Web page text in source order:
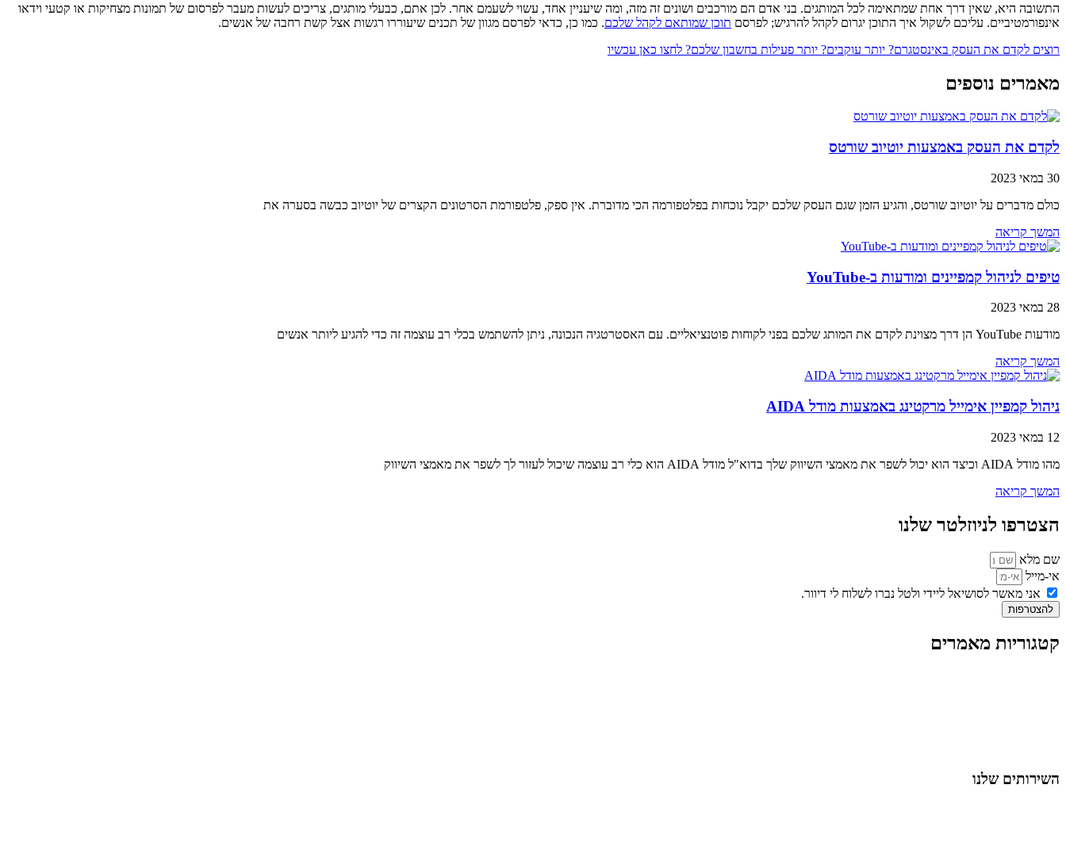
התשובה היא, שאין דרך אחת שמתאימה לכל המותגים. בני אדם הם מורכבים ושונים זה מזה, ומה שיעניין אחד, עשוי לשעמם אחר. לכן אתם, כבעלי מותגים, צריכים לעשות מעבר לפרסום של תמונות מצחיקות או קטעי וידאו
אינפורמטיביים. עליכם לשקול איך התוכן יגרום לקהל להרגיש; לפרסם תוכן שמותאם לקהל שלכם. כמו כן, כדאי לפרסם מגוון של תכנים שיעוררו רגשות אצל קשת רחבה של אנשים.
רוצים לקדם את העסק באינסטגרם? יותר עוקבים? יותר פעילות בחשבון שלכם? לחצו כאן עכשיו
מאמרים נוספים
לקדם את העסק באמצעות יוטיוב שורטס
30 במאי 2023
כולם מדברים על יוטיוב שורטס, והגיע הזמן שגם העסק שלכם יקבל נוכחות בפלטפורמה הכי מדוברת. אין ספק, פלטפורמת הסרטונים הקצרים של יוטיוב כבשה בסערה את
המשך קריאה
טיפים לניהול קמפיינים ומודעות ב-YouTube
28 במאי 2023
מודעות YouTube הן דרך מצוינת לקדם את המותג שלכם בפני לקוחות פוטנציאליים. עם האסטרטגיה הנכונה, ניתן להשתמש בכלי רב עוצמה זה כדי להגיע ליותר אנשים
המשך קריאה
ניהול קמפיין אימייל מרקטינג באמצעות מודל AIDA
12 במאי 2023
מהו מודל AIDA וכיצד הוא יכול לשפר את מאמצי השיווק שלך בדוא"ל מודל AIDA הוא כלי רב עוצמה שיכול לעזור לך לשפר את מאמצי השיווק
המשך קריאה
הצטרפו לניוזלטר שלנו
שם מלא
אי-מייל
אני מאשר לסושיאל ליידי ולטל נברו לשלוח לי דיוור.
להצטרפות
קטגוריות מאמרים
השירותים שלנו